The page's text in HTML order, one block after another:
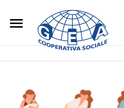
Home
L'impegno Sociale